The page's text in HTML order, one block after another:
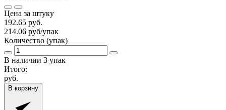
Цена за штуку
192.65 руб.
214.06 руб/упак
Количество (упак)
В наличии 3 упак
Итого:
руб.
В корзину